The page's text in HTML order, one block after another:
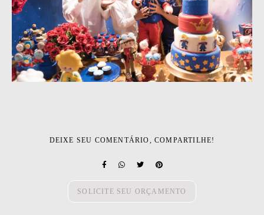
DEIXE SEU COMENTÁRIO, COMPARTILHE!
SOLICITE SEU ORÇAMENTO